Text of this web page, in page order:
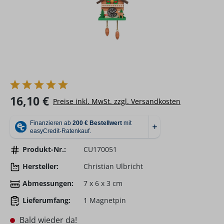
Regulärer Preis:
16,10 € Preise inkl. MwSt. zzgl. Versandkosten
Produkt-Nr.:
CU170051
Hersteller:
Christian Ulbricht
Abmessungen:
7 x 6 x 3 cm
Lieferumfang:
1 Magnetpin
Bald wieder da!